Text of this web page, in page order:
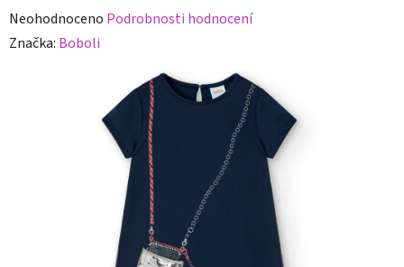
Průměrné
hodnocení
Neohodnoceno Podrobnosti hodnocení
Značka: Boboli